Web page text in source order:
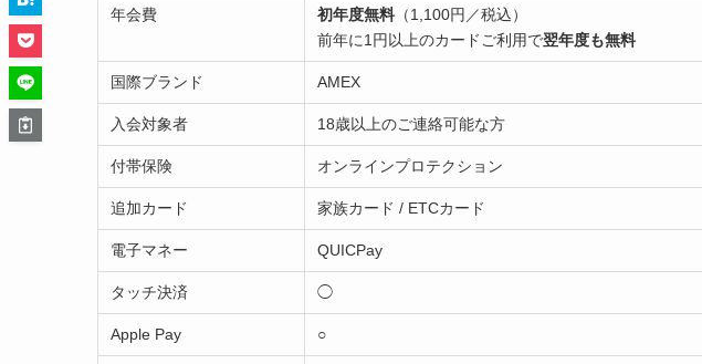
年会費 初年度無料（1,100円／税込）
前年に1円以上のカードご利用で翌年度も無料
国際ブランド AMEX
入会対象者 18歳以上のご連絡可能な方
付帯保険 オンラインプロテクション
追加カード 家族カード / ETCカード
電子マネー QUICPay
タッチ決済 ◯
Apple Pay ○